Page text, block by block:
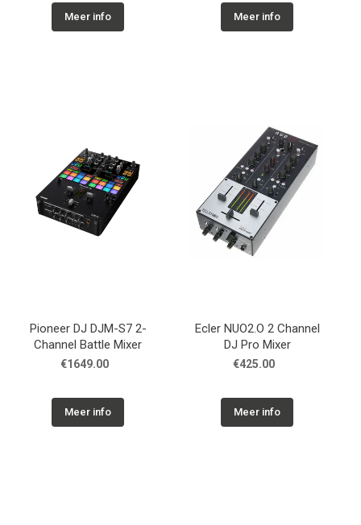
Meer info Meer info
Pioneer DJ DJM-S7 2-
Channel Battle Mixer
€1649.00
Meer info
Ecler NUO2.O 2 Channel
DJ Pro Mixer
€425.00
Meer info